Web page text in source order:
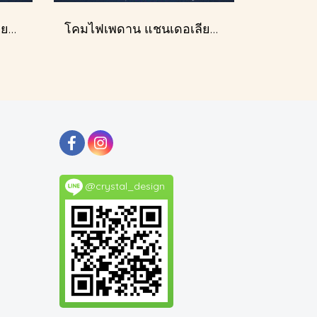
โคมไฟเพดาน แชนเดอเลียร์ รุ่น 183586 โคมไฟเพดาน แชนเดอเลียร์ รุ่น A028-D60
@crystal_design